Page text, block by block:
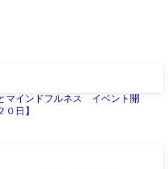
マインドフルネス イベント開
０日】